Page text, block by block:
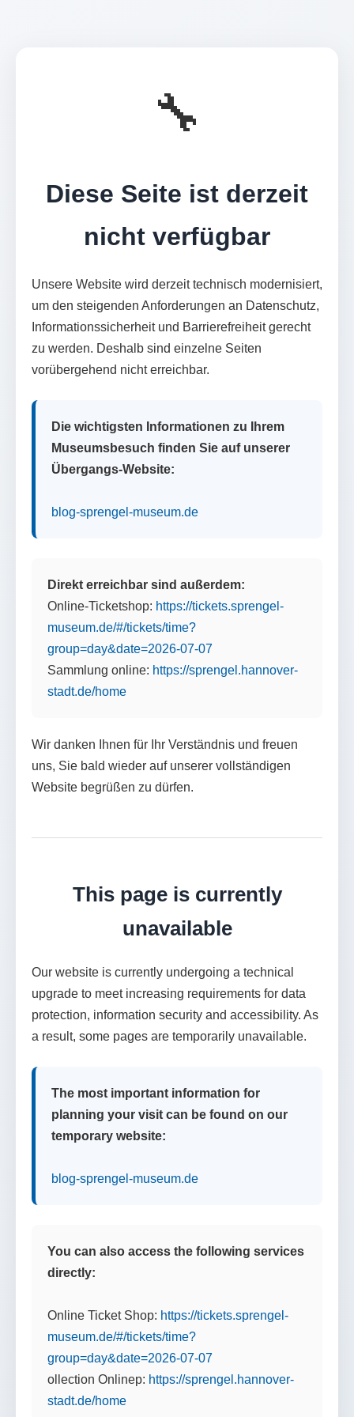
🔧
Diese Seite ist derzeit
nicht verfügbar
Unsere Website wird derzeit technisch modernisiert,
um den steigenden Anforderungen an Datenschutz,
Informationssicherheit und Barrierefreiheit gerecht
zu werden. Deshalb sind einzelne Seiten
vorübergehend nicht erreichbar.
Die wichtigsten Informationen zu Ihrem
Museumsbesuch finden Sie auf unserer
Übergangs-Website:
blog-sprengel-museum.de
Direkt erreichbar sind außerdem:
Online-Ticketshop: https://tickets.sprengel-
museum.de/#/tickets/time?
group=day&date=2026-07-07
Sammlung online: https://sprengel.hannover-
stadt.de/home
Wir danken Ihnen für Ihr Verständnis und freuen
uns, Sie bald wieder auf unserer vollständigen
Website begrüßen zu dürfen.
This page is currently
unavailable
Our website is currently undergoing a technical
upgrade to meet increasing requirements for data
protection, information security and accessibility. As
a result, some pages are temporarily unavailable.
The most important information for
planning your visit can be found on our
temporary website:
blog-sprengel-museum.de
You can also access the following services
directly:
Online Ticket Shop: https://tickets.sprengel-
museum.de/#/tickets/time?
group=day&date=2026-07-07
ollection Onlinep: https://sprengel.hannover-
stadt.de/home